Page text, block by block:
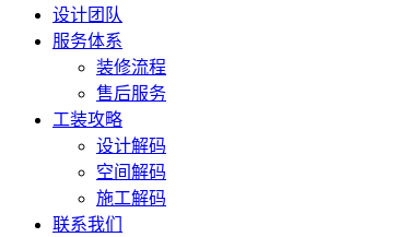
设计团队
服务体系
装修流程
售后服务
工装攻略
设计解码
空间解码
施工解码
联系我们